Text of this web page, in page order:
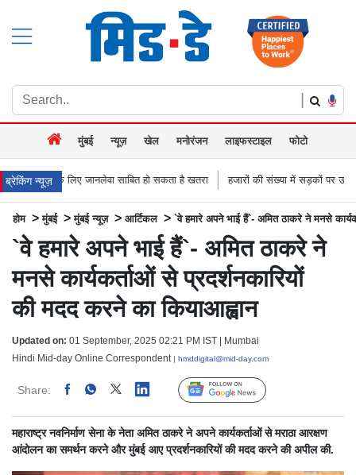
|
मुंबई न्यूज़ खेल मनोरंजन लाइफस्टाइल फोटो
ब्रेकिंग न्यूज़
साबित हो सकता है खतरा हजारों की संख्या में सड़कों पर उतरे किसान, नागपुर-
होम >मुंबई >मुंबई न्यूज़ > आर्टिकल > `वे हमारे अपने भाई हैं`- अमित ठाकरे ने मनसे
`वे हमारे अपने भाई हैं`- अमित ठाकरे ने
मनसे कार्यकर्ताओं से प्रदर्शनकारियों
की मदद करने का कियाआह्वान
Updated on: 01 September, 2025 02:21 PM IST | Mumbai
Hindi Mid-day Online Correspondent | hmddigital@mid-day.com
Share: Linked Follow Us
महाराष्ट्र नवनिर्माण सेना के नेता अमित ठाकरे ने अपने कार्यकर्ताओं से मराठा आरक्षण
आंदोलन का समर्थन करने और मुंबई आए प्रदर्शनकारियों की मदद करने की अपील की.